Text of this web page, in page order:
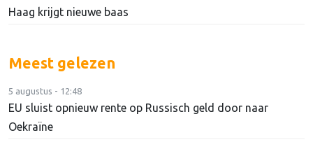
Haag krijgt nieuwe baas
Meest gelezen
5 augustus - 12:48
EU sluist opnieuw rente op Russisch geld door naar
Oekraïne